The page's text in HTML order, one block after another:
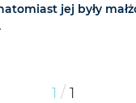
jej były
1 / 1